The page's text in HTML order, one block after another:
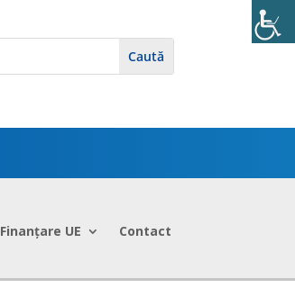
Finanțare UE Contact